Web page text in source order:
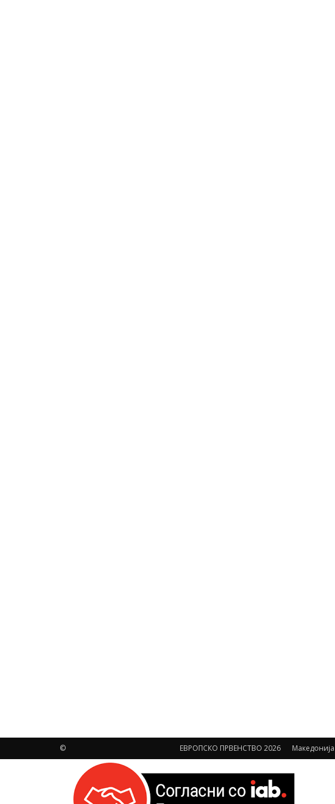
ЕВРОПСКО ПРВЕНСТВО 2026 Македонија
©